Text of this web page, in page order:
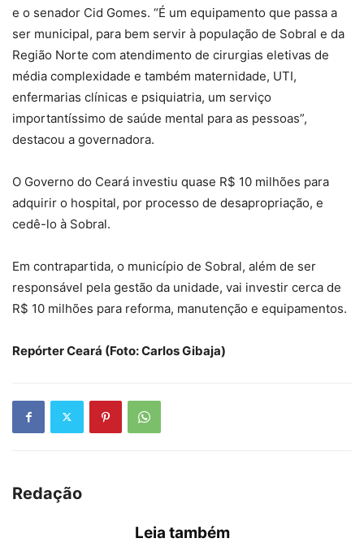
e o senador Cid Gomes. “É um equipamento que passa a
ser municipal, para bem servir à população de Sobral e da
Região Norte com atendimento de cirurgias eletivas de
média complexidade e também maternidade, UTI,
enfermarias clínicas e psiquiatria, um serviço
importantíssimo de saúde mental para as pessoas”,
destacou a governadora.
O Governo do Ceará investiu quase R$ 10 milhões para
adquirir o hospital, por processo de desapropriação, e
cedê-lo à Sobral.
Em contrapartida, o município de Sobral, além de ser
responsável pela gestão da unidade, vai investir cerca de
R$ 10 milhões para reforma, manutenção e equipamentos.
Repórter Ceará (Foto: Carlos Gibaja)
Redação
Leia também